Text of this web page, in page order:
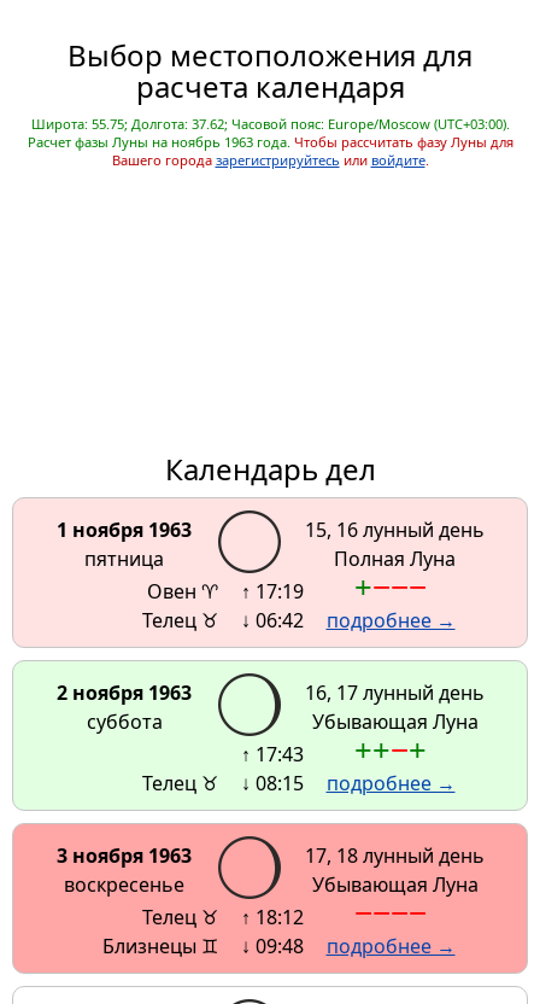
Выбор местоположения для
расчета календаря
Широта: 55.75; Долгота: 37.62; Часовой пояс: Europe/Moscow (UTC+03:00).
Расчет фазы Луны на ноябрь 1963 года. Чтобы рассчитать фазу Луны для
Вашего города зарегистрируйтесь или войдите.
Календарь дел
1 ноября 1963
пятница
15, 16 лунный день
Полная Луна
Овен ♈
Телец ♉
↑ 17:19
↓ 06:42
+−−−
подробнее →
2 ноября 1963
суббота
16, 17 лунный день
Убывающая Луна
Телец ♉
↑ 17:43
↓ 08:15
++−+
подробнее →
3 ноября 1963
воскресенье
17, 18 лунный день
Убывающая Луна
Телец ♉
Близнецы ♊
↑ 18:12
↓ 09:48
−−−−
подробнее →